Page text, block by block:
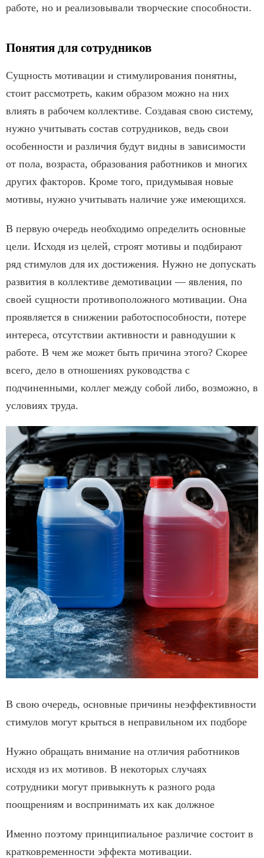
работе, но и реализовывали творческие способности.
Понятия для сотрудников
Сущность мотивации и стимулирования понятны,
стоит рассмотреть, каким образом можно на них
влиять в рабочем коллективе. Создавая свою систему,
нужно учитывать состав сотрудников, ведь свои
особенности и различия будут видны в зависимости
от пола, возраста, образования работников и многих
других факторов. Кроме того, придумывая новые
мотивы, нужно учитывать наличие уже имеющихся.
В первую очередь необходимо определить основные
цели. Исходя из целей, строят мотивы и подбирают
ряд стимулов для их достижения. Нужно не допускать
развития в коллективе демотивации — явления, по
своей сущности противоположного мотивации. Она
проявляется в снижении работоспособности, потере
интереса, отсутствии активности и равнодушии к
работе. В чем же может быть причина этого? Скорее
всего, дело в отношениях руководства с
подчиненными, коллег между собой либо, возможно, в
условиях труда.
В свою очередь, основные причины неэффективности
стимулов могут крыться в неправильном их подборе
Нужно обращать внимание на отличия работников
исходя из их мотивов. В некоторых случаях
сотрудники могут привыкнуть к разного рода
поощрениям и воспринимать их как должное
Именно поэтому принципиальное различие состоит в
кратковременности эффекта мотивации.